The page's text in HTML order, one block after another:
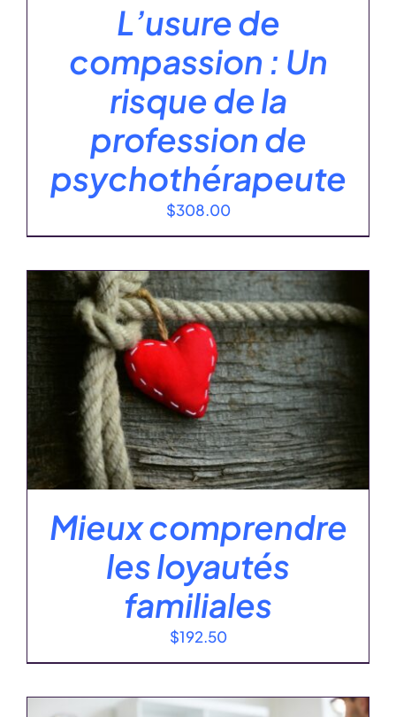
L’usure de
compassion : Un
risque de la
profession de
psychothérapeute
$308.00
Mieux comprendre
les loyautés
familiales
$192.50